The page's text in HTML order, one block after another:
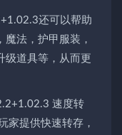
还可以帮助
法，护甲服装，
级道具等，从而更
速度转
家提供快速转存，